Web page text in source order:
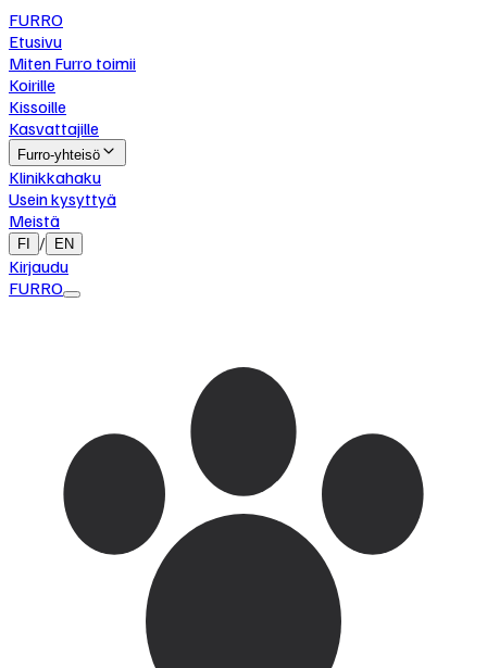
FURRO
Etusivu
Miten Furro toimii
Koirille
Kissoille
Kasvattajille
Furro-yhteisö
Klinikkahaku
Usein kysyttyä
Meistä
FI / EN
Kirjaudu
FURRO